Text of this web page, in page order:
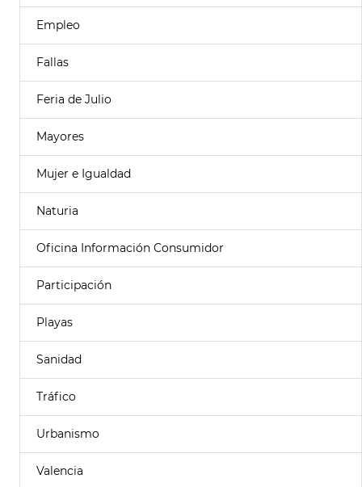
Empleo
Fallas
Feria de Julio
Mayores
Mujer e Igualdad
Naturia
Oficina Información Consumidor
Participación
Playas
Sanidad
Tráfico
Urbanismo
Valencia